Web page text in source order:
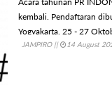
kembali. Pendaftaran
Yogyakarta, 25 - 27
JAMPIRO|| 14 August